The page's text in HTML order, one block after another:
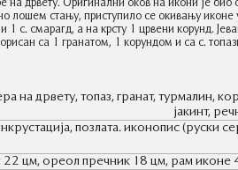
на дрвету. Оригинални оков на икони је био
лошем стању, приступило се окивању иконе
с. смарагд, а на крсту 1 црвени корунд.
са 1 гранатом, 1 корундом и са с.
дрвету, топаз, гранат, турмалин,
јакинт,
позлата. иконопис (руски
22 цм, ореол пречник 18 цм, рам иконе